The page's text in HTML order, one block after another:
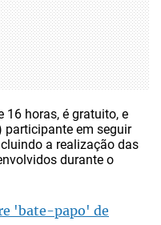
16 horas, é gratuito, e
em seguir
a realização das
durante o
'bate-papo' de